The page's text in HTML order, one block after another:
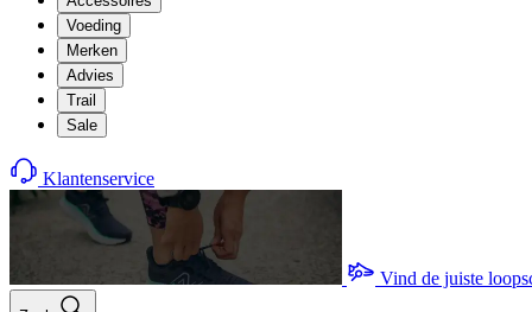
Voeding
Merken
Advies
Trail
Sale
Klantenservice
Vind de juiste